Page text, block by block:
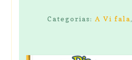
Categorias: A Vi fala,